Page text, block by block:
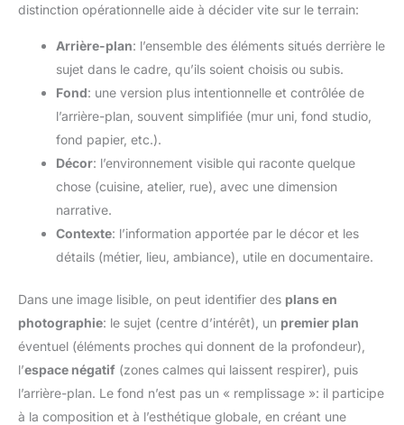
distinction opérationnelle aide à décider vite sur le terrain:
Arrière-plan: l’ensemble des éléments situés derrière le
sujet dans le cadre, qu’ils soient choisis ou subis.
Fond: une version plus intentionnelle et contrôlée de
l’arrière-plan, souvent simplifiée (mur uni, fond studio,
fond papier, etc.).
Décor: l’environnement visible qui raconte quelque
chose (cuisine, atelier, rue), avec une dimension
narrative.
Contexte: l’information apportée par le décor et les
détails (métier, lieu, ambiance), utile en documentaire.
Dans une image lisible, on peut identifier des plans en
photographie: le sujet (centre d’intérêt), un premier plan
éventuel (éléments proches qui donnent de la profondeur),
l’espace négatif (zones calmes qui laissent respirer), puis
l’arrière-plan. Le fond n’est pas un « remplissage »: il participe
à la composition et à l’esthétique globale, en créant une